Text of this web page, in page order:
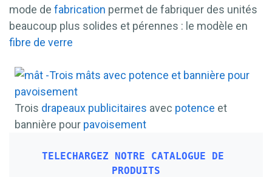
mode de fabrication permet de fabriquer des unités
beaucoup plus solides et pérennes : le modèle en
fibre de verre
Trois drapeaux publicitaires avec potence et
bannière pour pavoisement
TELECHARGEZ NOTRE CATALOGUE DE
PRODUITS